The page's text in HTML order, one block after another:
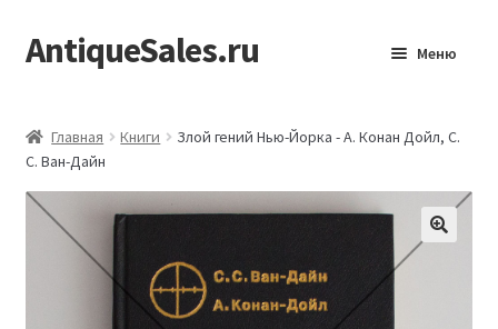
Перейти
к
Перейти
к
AntiqueSales.ru Меню
Главная Книги
Злой гений Нью-Йорка - А. Конан Дойл, С.
С. Ван-Дайн